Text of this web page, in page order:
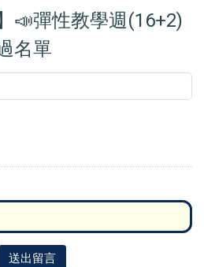
📣彈性教學週(16+2)
名單
送出留言